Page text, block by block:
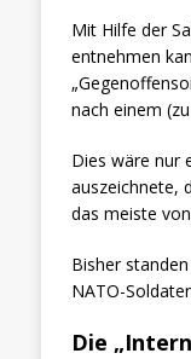
Mit Hilfe der
entnehmen
nach einem
Dies wäre nur
auszeichnete,
das meiste
Bisher
NATO-
Die